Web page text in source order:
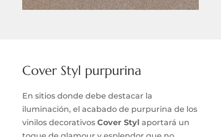
Cover Styl purpurina
En sitios donde debe destacar la
iluminación, el acabado de purpurina de los
vinilos decorativos Cover Styl aportará un